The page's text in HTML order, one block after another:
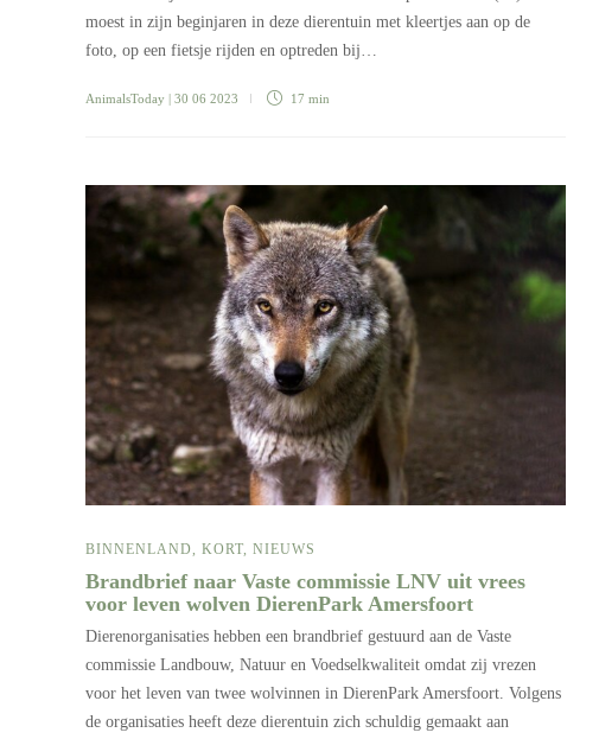
moest in zijn beginjaren in deze dierentuin met kleertjes aan op de
foto, op een fietsje rijden en optreden bij…
AnimalsToday | 30 06 2023 17 min
BINNENLAND KORT NIEUWS
Brandbrief naar Vaste commissie LNV uit vrees
voor leven wolven DierenPark Amersfoort
Dierenorganisaties hebben een brandbrief gestuurd aan de Vaste
commissie Landbouw, Natuur en Voedselkwaliteit omdat zij vrezen
voor het leven van twee wolvinnen in DierenPark Amersfoort. Volgens
de organisaties heeft deze dierentuin zich schuldig gemaakt aan